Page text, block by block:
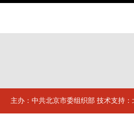
主办：中共北京市委组织部 技术支持